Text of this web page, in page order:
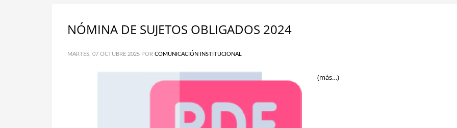
NÓMINA DE SUJETOS OBLIGADOS 2024
MARTES, 07 OCTUBRE 2025 POR COMUNICACIÓN INSTITUCIONAL
(más…)